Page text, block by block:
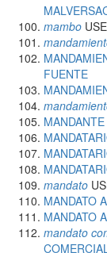
mambo USE
FUENTE
MANDANTE
mandato
MANDATO
MANDATO
mandato